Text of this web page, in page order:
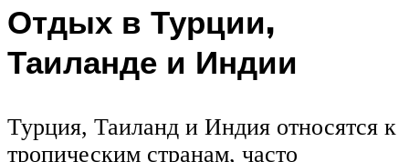
Отдых в Турции,
Таиланде и Индии
Турция, Таиланд и Индия относятся к
тропическим странам, часто